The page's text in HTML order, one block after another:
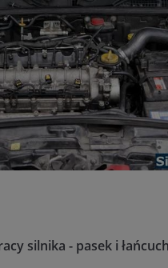
silnika - pasek i łańcuch